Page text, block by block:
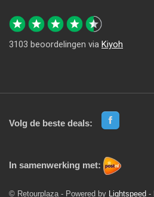
3103 beoordelingen via Kiyoh
Volg de beste deals:
In samenwerking met:
© Retourplaza - Powered by Lightspeed -